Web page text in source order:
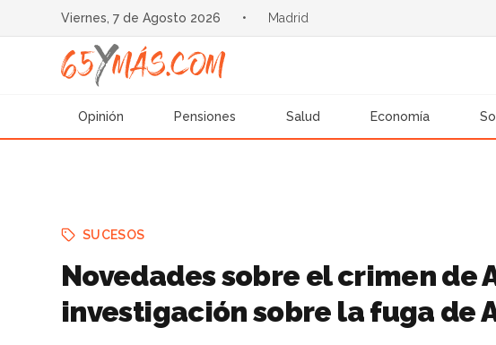
Viernes, 7 de Agosto 2026 • Madrid
Opinión Pensiones Salud Economía
SUCESOS
Novedades sobre el crimen de
investigación sobre la fuga de